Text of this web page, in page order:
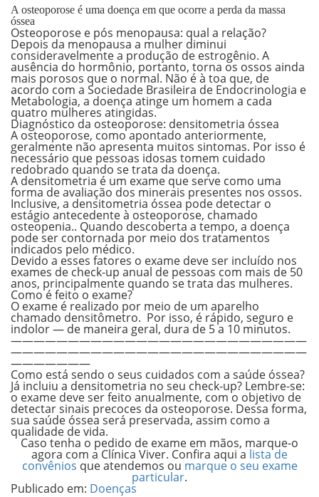
A osteoporose é uma doença em que ocorre a perda da massa
óssea
Osteoporose e pós menopausa: qual a relação?
Depois da menopausa a mulher diminui
consideravelmente a produção de estrogênio. A
ausência do hormônio, portanto, torna os ossos ainda
mais porosos que o normal. Não é à toa que, de
acordo com a Sociedade Brasileira de Endocrinologia e
Metabologia, a doença atinge um homem a cada
quatro mulheres atingidas.
Diagnóstico da osteoporose: densitometria óssea
A osteoporose, como apontado anteriormente,
geralmente não apresenta muitos sintomas. Por isso é
necessário que pessoas idosas tomem cuidado
redobrado quando se trata da doença.
A densitometria é um exame que serve como uma
forma de avaliação dos minerais presentes nos ossos.
Inclusive, a densitometria óssea pode detectar o
estágio antecedente à osteoporose, chamado
osteopenia.. Quando descoberta a tempo, a doença
pode ser contornada por meio dos tratamentos
indicados pelo médico.
Devido a esses fatores o exame deve ser incluído nos
exames de check-up anual de pessoas com mais de 50
anos, principalmente quando se trata das mulheres.
Como é feito o exame?
O exame é realizado por meio de um aparelho
chamado densitômetro. Por isso, é rápido, seguro e
indolor — de maneira geral, dura de 5 a 10 minutos.
——————————————————————————
——————————————————————————
———————
Como está sendo o seus cuidados com a saúde óssea?
Já incluiu a densitometria no seu check-up? Lembre-se:
o exame deve ser feito anualmente, com o objetivo de
detectar sinais precoces da osteoporose. Dessa forma,
sua saúde óssea será preservada, assim como a
qualidade de vida.
Caso tenha o pedido de exame em mãos, marque-o
agora com a Clínica Viver. Confira aqui a lista de
convênios que atendemos ou marque o seu exame
particular.
Publicado em: Doenças